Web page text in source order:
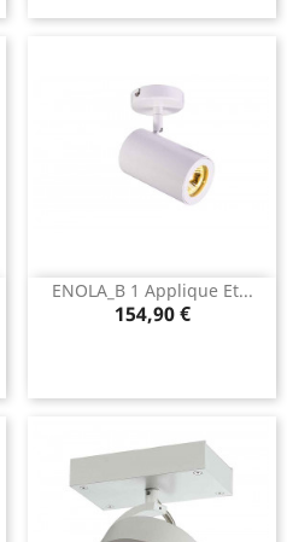
ENOLA_B 1 Applique Et...
Prix
154,90 €